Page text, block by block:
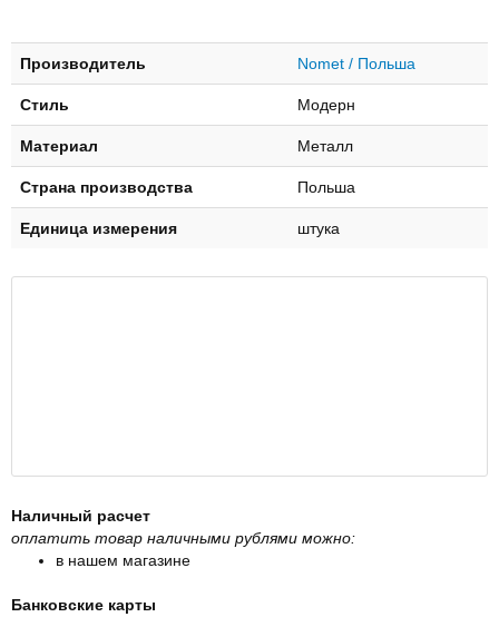
Производитель Nomet / Польша
Стиль Модерн
Материал Металл
Страна производства Польша
Единица измерения штука
Наличный расчет
оплатить товар наличными рублями можно:
в нашем магазине
Банковские карты